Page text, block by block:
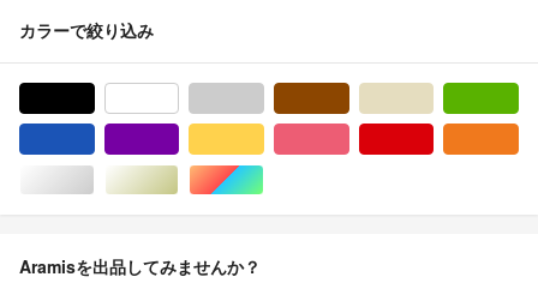
カラーで絞り込み
シルバー/銀色系ゴールド/金色系マルチカラー
Aramisを出品してみませんか？